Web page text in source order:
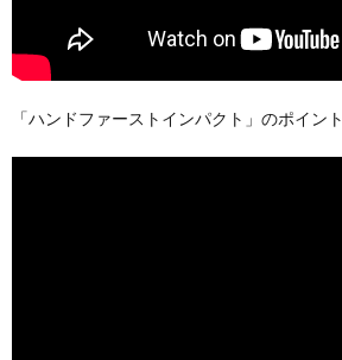
「ハンドファーストインパクト」のポイント